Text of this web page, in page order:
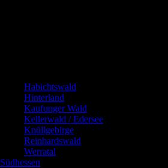
Habichtswald
Hinterland
Kaufunger Wald
Kellerwald / Edersee
Knüllgebirge
Reinhardswald
Werratal
Südhessen